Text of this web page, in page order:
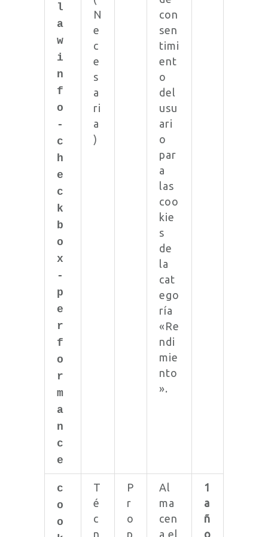
l
a
w
i
n
f
o
-
c
h
e
c
k
b
o
x
-
p
e
r
f
o
r
m
a
n
c
e
N
e
c
e
s
a
ri
a
)
con
sen
timi
ent
o
del
usu
ari
o
par
a
las
coo
kie
s
de
la
cat
ego
ría
«Re
ndi
mie
nto
».
c
o
o
T
é
c
n
P
r
o
p
Al
ma
cen
a el
1
a
ñ
o